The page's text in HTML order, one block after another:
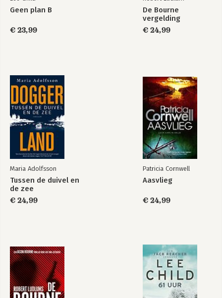
Geen plan B
€ 23,99
De Bourne
vergelding
€ 24,99
Maria Adolfsson
Tussen de duivel en
de zee
€ 24,99
Patricia Cornwell
Aasvlieg
€ 24,99